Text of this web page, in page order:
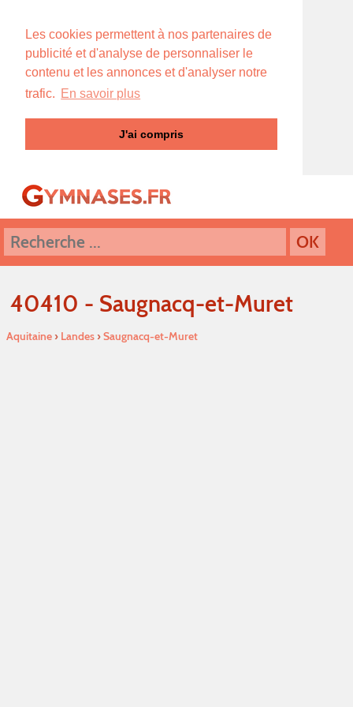
Les cookies permettent à nos partenaires de
publicité et d'analyse de personnaliser le
contenu et les annonces et d'analyser notre
trafic. En savoir plus
J'ai compris
40410 - Saugnacq-et-Muret
Aquitaine› Landes›Saugnacq-et-Muret